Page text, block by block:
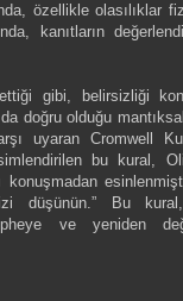
özellikle olasılıklar
kanıtların
gibi, belirsizliği
doğru olduğu
uyaran Cromwell
bu kural,
düşünün.” Bu
ve yeniden